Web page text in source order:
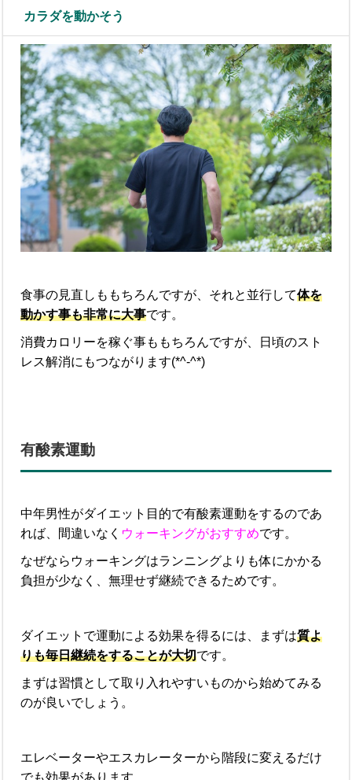
カラダを動かそう
食事の見直しももちろんですが、それと並行して体を
動かす事も非常に大事です。
消費カロリーを稼ぐ事ももちろんですが、日頃のスト
レス解消にもつながります(*^-^*)
有酸素運動
中年男性がダイエット目的で有酸素運動をするのであ
れば、間違いなく ウォーキングがおすすめです。
なぜならウォーキングはランニングよりも体にかかる
負担が少なく、無理せず継続できるためです。
ダイエットで運動による効果を得るには、まずは質よ
りも毎日継続をすることが大切です。
まずは習慣として取り入れやすいものから始めてみる
のが良いでしょう。
エレベーターやエスカレーターから階段に変えるだけ
でも効果があります。